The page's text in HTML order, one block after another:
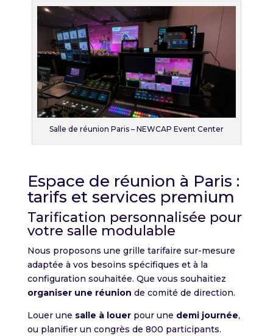
Salle de réunion Paris – NEWCAP Event Center
Espace de réunion à Paris :
tarifs et services premium
Tarification personnalisée pour
votre salle modulable
Nous proposons une grille tarifaire sur-mesure
adaptée à vos besoins spécifiques et à la
configuration souhaitée. Que vous souhaitiez
organiser une réunion de comité de direction.
Louer une salle à louerpour une demi journée,
ou planifier un congrès de 800 participants.